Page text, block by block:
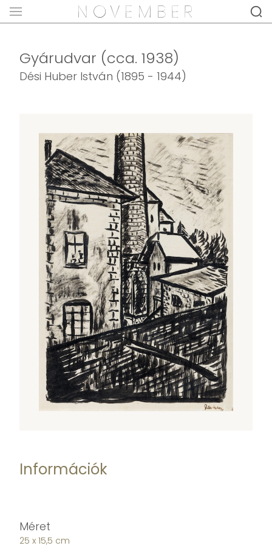
Gyárudvar (cca. 1938)
Dési Huber István (1895 - 1944)
Információk
Méret
25 x 15,5 cm